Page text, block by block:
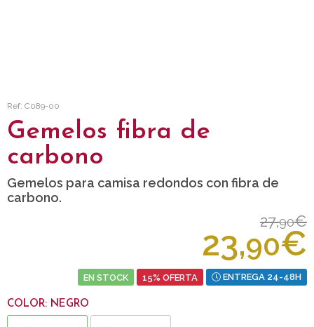
Ref: C089-00
Gemelos fibra de
carbono
Gemelos para camisa redondos con fibra de
carbono.
27,90€
23,90€
EN STOCK 15% OFERTA ENTREGA 24-48H
COLOR: NEGRO